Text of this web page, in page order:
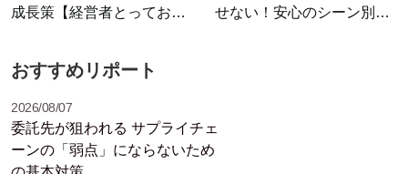
成長策【経営者とっておき
せない！安心のシーン別セ
おすすめリポート
2026/08/07
委託先が狙われる サプライチェ
ーンの「弱点」にならないため